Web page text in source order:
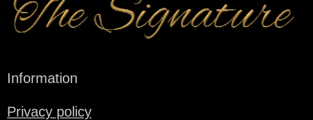
Information
Privacy policy